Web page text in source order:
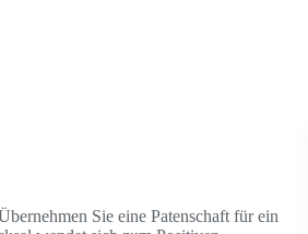
Sie eine Patenschaft für ein